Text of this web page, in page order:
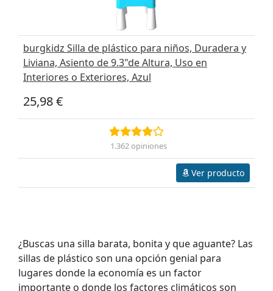
burgkidz Silla de plástico para niños, Duradera y
Liviana, Asiento de 9.3"de Altura, Uso en
Interiores o Exteriores, Azul
25,98 €
1.362 opiniones
Ver producto
¿Buscas una silla barata, bonita y que aguante? Las
sillas de plástico son una opción genial para
lugares donde la economía es un factor
importante o donde los factores climáticos son